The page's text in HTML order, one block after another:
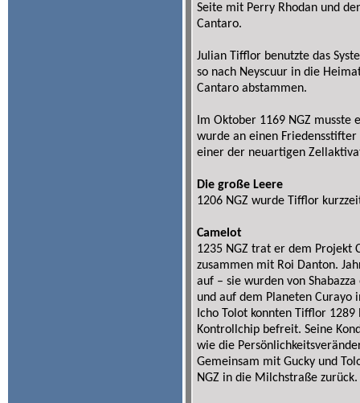
Seite mit Perry Rhodan und
Cantaro.
Julian Tifflor benutzte das
so nach Neyscuur in die
Cantaro abstammen.
Im Oktober 1169 NGZ musste
wurde an einen
einer der neuartigen
Die große Leere
1206 NGZ wurde Tifflor
Camelot
1235 NGZ trat er dem Projekt
zusammen mit Roi Danton.
auf – sie wurden von
und auf dem Planeten Curayo
Icho Tolot konnten Tifflor 1289
Kontrollchip befreit. Seine
wie die
Gemeinsam mit Gucky und
NGZ in die Milchstraße zurück.